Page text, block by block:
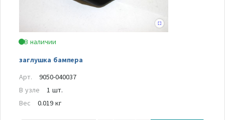
В наличии
заглушка бампера
Арт.
9050-040037
В узле
1 шт.
Вес
0.019 кг